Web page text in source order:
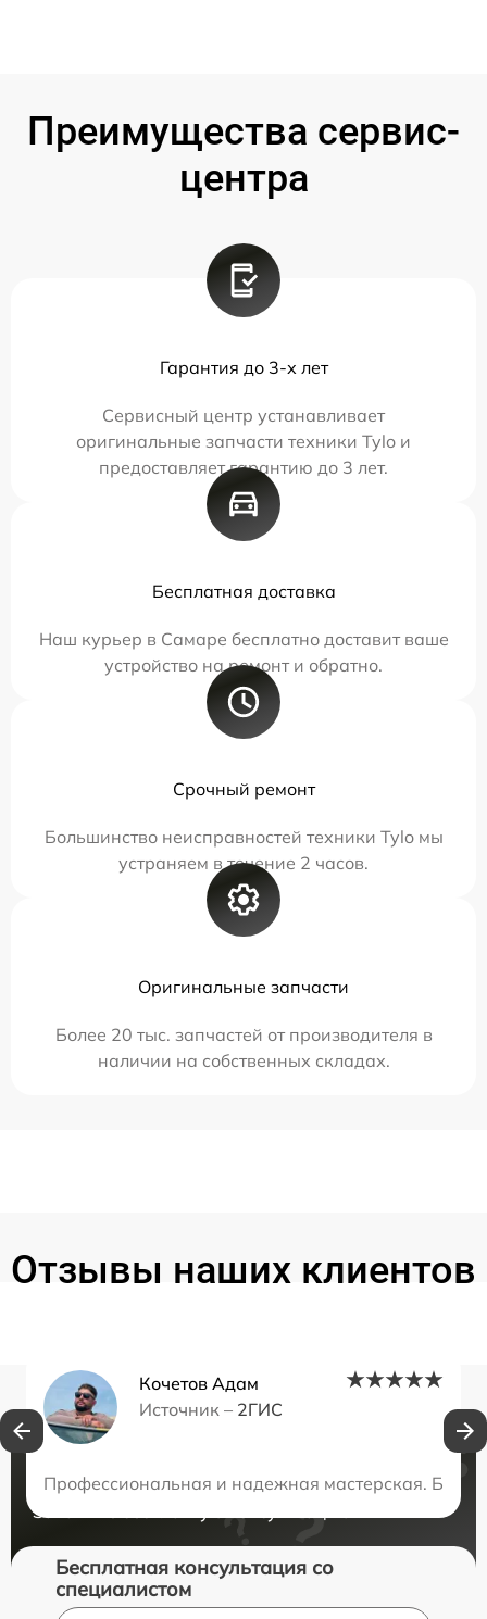
Преимущества сервис-
центра
Гарантия до 3-х лет
Сервисный центр устанавливает
оригинальные запчасти техники Tylo и
предоставляет гарантию до 3 лет.
Бесплатная доставка
Наш курьер в Самаре бесплатно доставит ваше
устройство на ремонт и обратно.
Срочный ремонт
Большинство неисправностей техники Tylo мы
устраняем в течение 2 часов.
Оригинальные запчасти
Более 20 тыс. запчастей от производителя в
наличии на собственных складах.
Отзывы наших клиентов
Кочетов Адам
Источник – 2ГИС
Профессиональная и надежная мастерская.
Нужна консультация?
Закажите бесплатную консультацию
Бесплатная консультация со
специалистом